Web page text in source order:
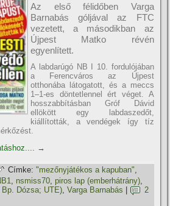
Az első félidőben Varga
Barnabás góljával az FTC
vezetett, a másodikban az
Újpest Matko révén
egyenlített.
A labdarúgó NB I 10. fordulójában
a Ferencváros az Újpest
otthonába látogatott, és a meccs
1–1-es döntetlennel ért véget. A
hosszabbításban Gróf Dávid
ellökött egy labdaszedőt,
kiállították, a vendégek így tíz
→
Címke: "mezőnyjátékos a kapuban",
nsmiss70 ,piros lap (emberhátrány)
Dózsa; UTE),Varga Barnabás
2